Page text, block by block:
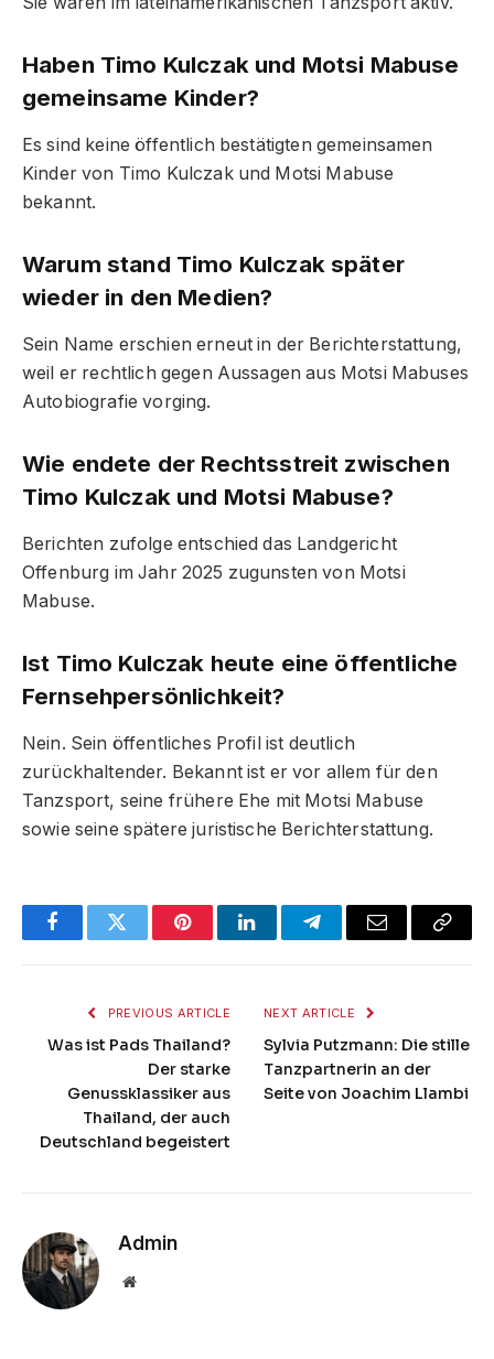
Haben Timo Kulczak und Motsi Mabuse
gemeinsame Kinder?
Es sind keine öffentlich bestätigten gemeinsamen
Kinder von Timo Kulczak und Motsi Mabuse
bekannt.
Warum stand Timo Kulczak später
wieder in den Medien?
Sein Name erschien erneut in der Berichterstattung,
weil er rechtlich gegen Aussagen aus Motsi Mabuses
Autobiografie vorging.
Wie endete der Rechtsstreit zwischen
Timo Kulczak und Motsi Mabuse?
Berichten zufolge entschied das Landgericht
Offenburg im Jahr 2025 zugunsten von Motsi
Mabuse.
Ist Timo Kulczak heute eine öffentliche
Fernsehpersönlichkeit?
Nein. Sein öffentliches Profil ist deutlich
zurückhaltender. Bekannt ist er vor allem für den
Tanzsport, seine frühere Ehe mit Motsi Mabuse
sowie seine spätere juristische Berichterstattung.
FacebookTwitter PinterestLinkedInTelegramEmail
Copy
PREVIOUS ARTICLE
Was ist Pads Thailand?
Der starke
Genussklassiker aus
Thailand, der auch
Deutschland begeistert
NEXT ARTICLE
Sylvia Putzmann: Die stille
Tanzpartnerin an der
Seite von Joachim Llambi
Admin
Website